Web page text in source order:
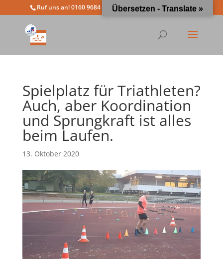
Ruf uns an! 0160 9684 4963 info@moewathlon.de
Spielplatz für Triathleten?
Auch, aber Koordination
und Sprungkraft ist alles
beim Laufen.
13. Oktober 2020
Übersetzen - Translate »